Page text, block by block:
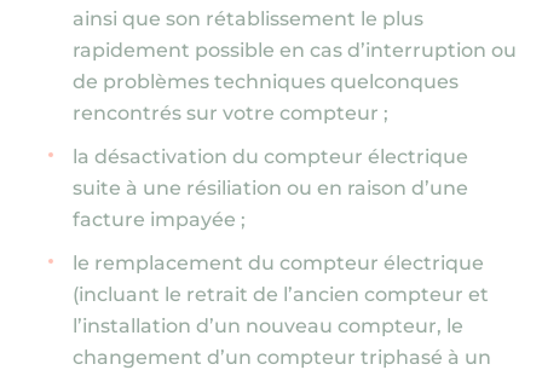
ainsi que son rétablissement le plus
rapidement possible en cas d’interruption ou
de problèmes techniques quelconques
rencontrés sur votre compteur ;
la désactivation du compteur électrique
suite à une résiliation ou en raison d’une
facture impayée ;
le remplacement du compteur électrique
(incluant le retrait de l’ancien compteur et
l’installation d’un nouveau compteur, le
changement d’un compteur triphasé à un